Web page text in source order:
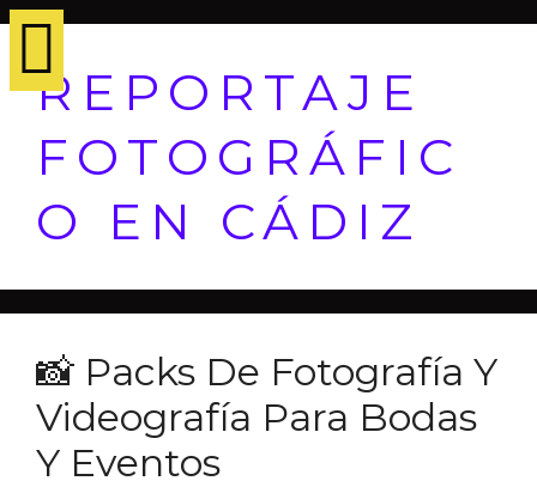
REPORTAJE
FOTOGRÁFIC
O EN CÁDIZ
📸 Packs De Fotografía Y
Videografía Para Bodas
Y Eventos